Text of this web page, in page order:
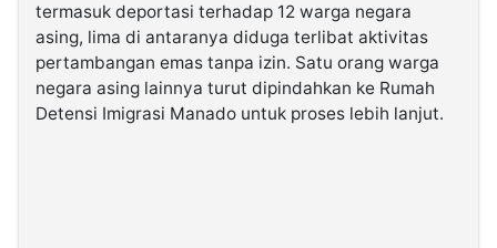
termasuk deportasi terhadap 12 warga negara
asing, lima di antaranya diduga terlibat aktivitas
pertambangan emas tanpa izin. Satu orang warga
negara asing lainnya turut dipindahkan ke Rumah
Detensi Imigrasi Manado untuk proses lebih lanjut.